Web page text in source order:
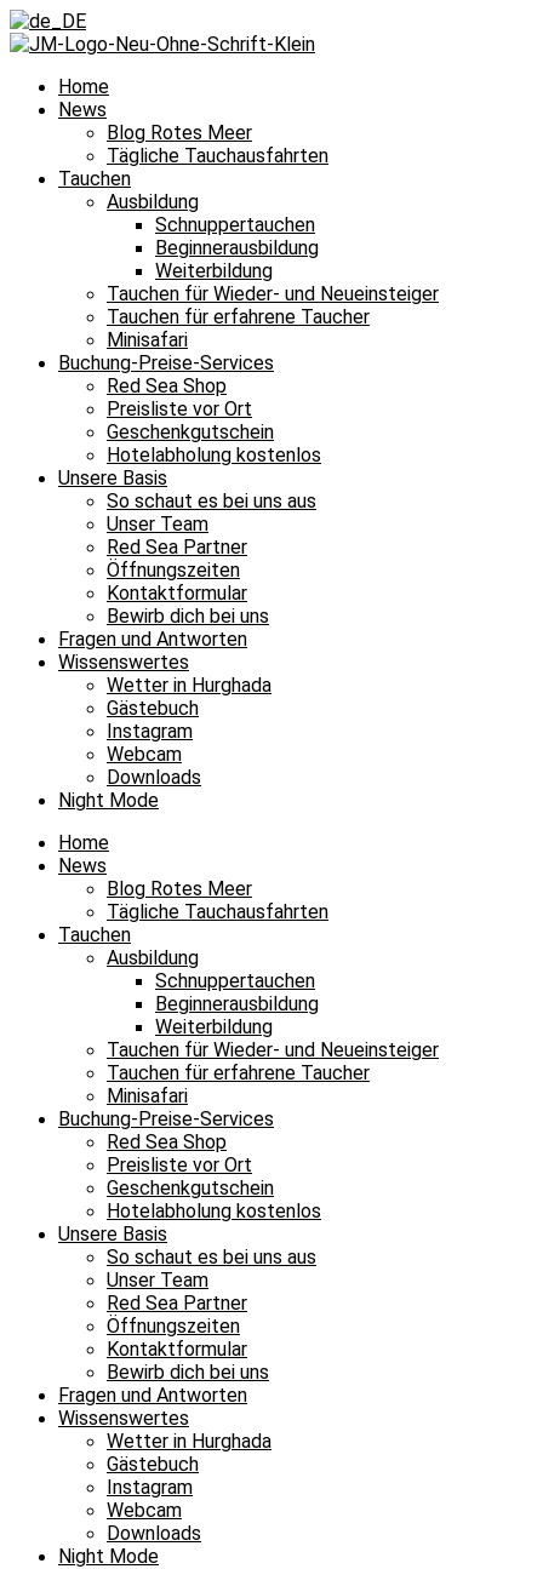
Home
News
Blog Rotes Meer
Tägliche Tauchausfahrten
Tauchen
Ausbildung
Schnuppertauchen
Beginnerausbildung
Weiterbildung
Tauchen für Wieder- und Neueinsteiger
Tauchen für erfahrene Taucher
Minisafari
Buchung-Preise-Services
Red Sea Shop
Preisliste vor Ort
Geschenkgutschein
Hotelabholung kostenlos
Unsere Basis
So schaut es bei uns aus
Unser Team
Red Sea Partner
Öffnungszeiten
Kontaktformular
Bewirb dich bei uns
Fragen und Antworten
Wissenswertes
Wetter in Hurghada
Gästebuch
Instagram
Webcam
Downloads
Night Mode
Home
News
Blog Rotes Meer
Tägliche Tauchausfahrten
Tauchen
Ausbildung
Schnuppertauchen
Beginnerausbildung
Weiterbildung
Tauchen für Wieder- und Neueinsteiger
Tauchen für erfahrene Taucher
Minisafari
Buchung-Preise-Services
Red Sea Shop
Preisliste vor Ort
Geschenkgutschein
Hotelabholung kostenlos
Unsere Basis
So schaut es bei uns aus
Unser Team
Red Sea Partner
Öffnungszeiten
Kontaktformular
Bewirb dich bei uns
Fragen und Antworten
Wissenswertes
Wetter in Hurghada
Gästebuch
Instagram
Webcam
Downloads
Night Mode